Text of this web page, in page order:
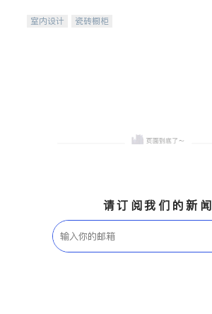
室内设计
瓷砖橱柜
请订阅我们的新闻